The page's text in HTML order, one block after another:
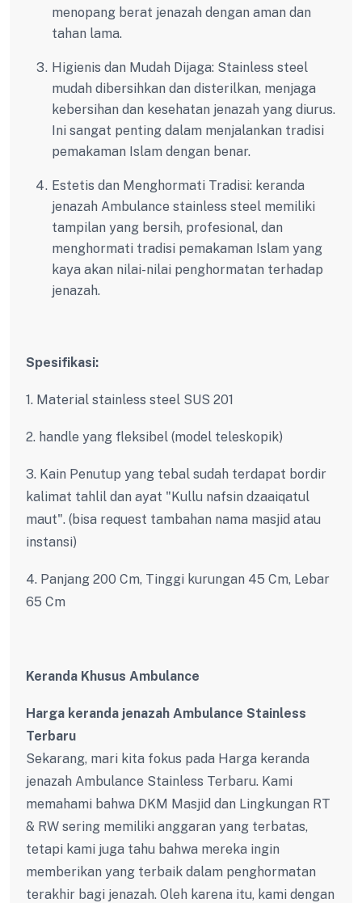
menopang berat jenazah dengan aman dan
tahan lama.
Higienis dan Mudah Dijaga: Stainless steel
mudah dibersihkan dan disterilkan, menjaga
kebersihan dan kesehatan jenazah yang diurus.
Ini sangat penting dalam menjalankan tradisi
pemakaman Islam dengan benar.
Estetis dan Menghormati Tradisi: keranda
jenazah Ambulance stainless steel memiliki
tampilan yang bersih, profesional, dan
menghormati tradisi pemakaman Islam yang
kaya akan nilai-nilai penghormatan terhadap
jenazah.
Spesifikasi:
1. Material stainless steel SUS 201
2. handle yang fleksibel (model teleskopik)
3. Kain Penutup yang tebal sudah terdapat bordir
kalimat tahlil dan ayat "Kullu nafsin dzaaiqatul
maut". (bisa request tambahan nama masjid atau
instansi)
4. Panjang 200 Cm, Tinggi kurungan 45 Cm, Lebar
65 Cm
Keranda Khusus Ambulance
Harga keranda jenazah Ambulance Stainless
Terbaru
Sekarang, mari kita fokus pada Harga keranda
jenazah Ambulance Stainless Terbaru. Kami
memahami bahwa DKM Masjid dan Lingkungan RT
& RW sering memiliki anggaran yang terbatas,
tetapi kami juga tahu bahwa mereka ingin
memberikan yang terbaik dalam penghormatan
terakhir bagi jenazah. Oleh karena itu, kami dengan